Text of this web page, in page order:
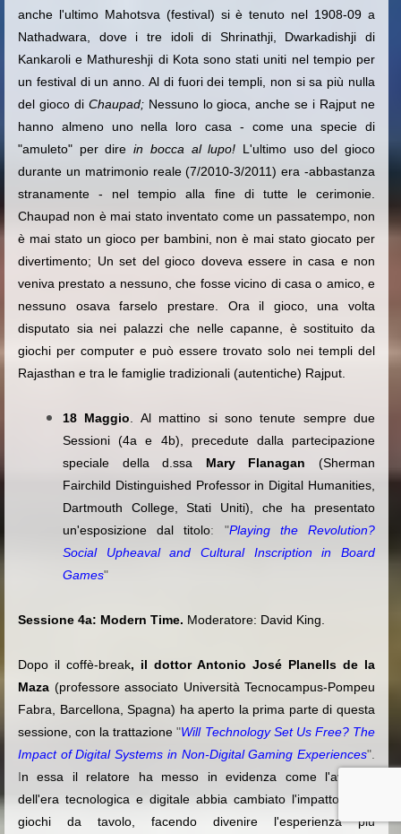
anche l'ultimo Mahotsva (festival) si è tenuto nel 1908-09 a
Nathadwara, dove i tre idoli di Shrinathji, Dwarkadishji di
Kankaroli e Mathureshji di Kota sono stati uniti nel tempio per
un festival di un anno. Al di fuori dei templi, non si sa più nulla
del gioco di Chaupad;Nessuno lo gioca, anche se i Rajput ne
hanno almeno uno nella loro casa - come una specie di
"amuleto" per dire in bocca al lupo! L'ultimo uso del gioco
durante un matrimonio reale (7/2010-3/2011) era -abbastanza
stranamente - nel tempio alla fine di tutte le cerimonie.
Chaupad non è mai stato inventato come un passatempo, non
è mai stato un gioco per bambini, non è mai stato giocato per
divertimento; Un set del gioco doveva essere in casa e non
veniva prestato a nessuno, che fosse vicino di casa o amico, e
nessuno osava farselo prestare. Ora il gioco, una volta
disputato sia nei palazzi che nelle capanne, è sostituito da
giochi per computer e può essere trovato solo nei templi del
Rajasthan e tra le famiglie tradizionali (autentiche) Rajput.
18 Maggio . Al mattino si sono tenute sempre due
Sessioni (4a e 4b), precedute dalla partecipazione
speciale della d.ssa Mary Flanagan (Sherman
Fairchild Distinguished Professor in Digital Humanities,
Dartmouth College, Stati Uniti), che ha presentato
un'esposizione dal titolo: "Playing the Revolution?
Social Upheaval and Cultural Inscription in Board
Games"
Sessione 4a: Modern Time. Moderatore: David King.
Dopo il coffè-break, il dottor Antonio José Planells de la
Maza (professore associato Università Tecnocampus-Pompeu
Fabra, Barcellona, Spagna) ha aperto la prima parte di questa
sessione, con la trattazione "Will Technology Set Us Free? The
Impact of Digital Systems in Non-Digital Gaming Experiences".
In essa il relatore ha messo in evidenza come l'avvento
dell'era tecnologica e digitale abbia cambiato l'impatto con i
giochi da tavolo, facendo divenire l'esperienza più